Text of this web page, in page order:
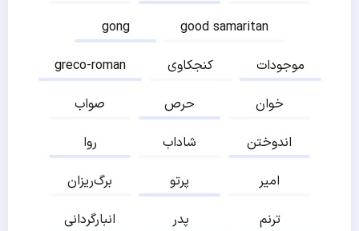
gong
good samaritan
greco-roman
کنجکاوی
موجودات
صواب
حرص
خوان
روا
شاداب
اندوختن
برگ‌ریزان
پرتو
امیر
انبارگردانی
پدر
ترنم